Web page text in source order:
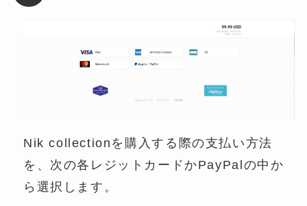
Nik collectionを購入する際の支払い方法
を、次の各レジットカードかPayPalの中か
ら選択します。